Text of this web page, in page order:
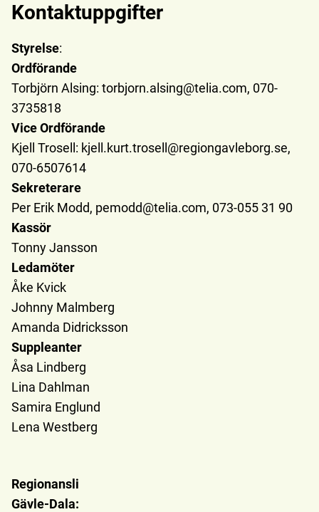
Kontaktuppgifter
Styrelse:
Ordförande
Torbjörn Alsing: torbjorn.alsing@telia.com, 070-
3735818
Vice Ordförande
Kjell Trosell: kjell.kurt.trosell@regiongavleborg.se,
070-6507614
Sekreterare
Per Erik Modd, pemodd@telia.com, 073-055 31 90
Kassör
Tonny Jansson
Ledamöter
Åke Kvick
Johnny Malmberg
Amanda Didricksson
Suppleanter
Åsa Lindberg
Lina Dahlman
Samira Englund
Lena Westberg
Regionansli
Gävle-Dala: